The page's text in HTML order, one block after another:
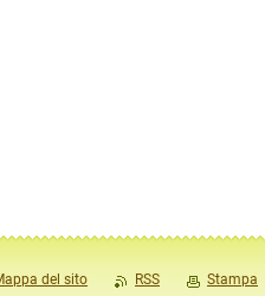
del sito RSS Stampa